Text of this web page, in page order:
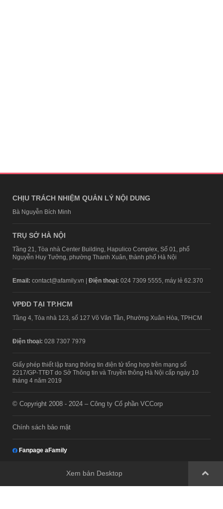
CHỊU TRÁCH NHIỆM QUẢN LÝ NỘI DUNG
Bà Nguyễn Bích Minh
TRỤ SỞ HÀ NỘI
Tầng 21, Tòa nhà Center Building, Hapulico Complex, Số 01, phố
Nguyễn Huy Tưởng, phường Thanh Xuân, thành phố Hà Nội
Email: contact@afamily.vn | Điện thoại: 024 7309 5555, máy lẻ 62.370
VPĐD TẠI TP.HCM
Tầng 4, Tòa nhà 123, số 127 Võ Văn Tần, Phường Xuân Hòa, TPHCM
Điện thoại: 028 7307 7979
Giấy phép thiết lập trang thông tin điện tử tổng hợp trên mạng số
2217/GP-TTĐT do Sở Thông tin và Truyền thông Hà Nội cấp ngày 10
tháng 4 năm 2019
© Copyright 2008 - 2024 – Công ty Cổ phần VCCorp
Chính sách bảo mật
Fanpage aFamily
Xem bản Desktop